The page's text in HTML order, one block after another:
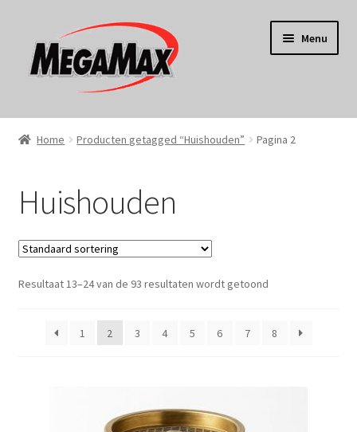
door
naar
naar
de
Menu
Home
Koken
Tuin
Gereedschap
Wonen
Persoonlijke Verzorging
Home Producten getagged “Huishouden” Pagina 2
Huishouden
Resultaat 13–24 van de 93 resultaten wordt getoond
1 2 3 4 5 6 7 8